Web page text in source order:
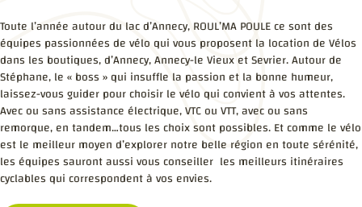
Toute l’année autour du lac d’Annecy, ROUL’MA POULE ce sont des
équipes passionnées de vélo qui vous proposent la location de Vélos
dans les boutiques, d’Annecy, Annecy-le Vieux et Sevrier. Autour de
Stéphane, le « boss » qui insuffle la passion et la bonne humeur,
laissez-vous guider pour choisir le vélo qui convient à vos attentes.
Avec ou sans assistance électrique, VTC ou VTT, avec ou sans
remorque, en tandem…tous les choix sont possibles. Et comme le vélo
est le meilleur moyen d’explorer notre belle région en toute sérénité,
les équipes sauront aussi vous conseiller les meilleurs itinéraires
cyclables qui correspondent à vos envies.